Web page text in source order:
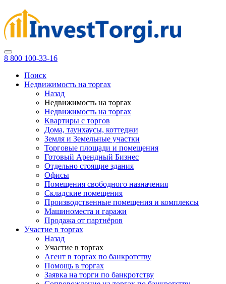
8 800 100-33-16
Поиск
Недвижимость на торгах
Назад
Недвижимость на торгах
Недвижимость на торгах
Квартиры с торгов
Дома, таунхаусы, коттеджи
Земля и Земельные участки
Торговые площади и помещения
Готовый Арендный Бизнес
Отдельно стоящие здания
Офисы
Помещения свободного назначения
Складские помещения
Производственные помещения и комплексы
Машиноместа и гаражи
Продажа от партнёров
Участие в торгах
Назад
Участие в торгах
Агент в торгах по банкротству
Помощь в торгах
Заявка на торги по банкротству